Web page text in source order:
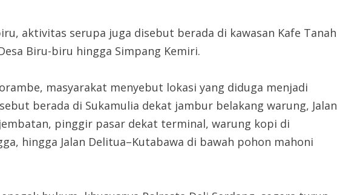
aktivitas serupa juga disebut berada di kawasan Kafe Tanah
Biru-biru hingga Simpang Kemiri.
masyarakat menyebut lokasi yang diduga menjadi
berada di Sukamulia dekat jambur belakang warung, Jalan
pinggir pasar dekat terminal, warung kopi di
hingga Jalan Delitua–Kutabawa di bawah pohon mahoni